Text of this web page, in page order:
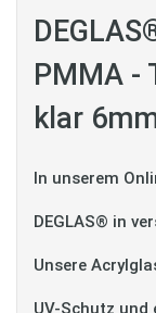
PMMA -
klar
In unserem
DEGLAS® in
Unsere
UV-Schutz und